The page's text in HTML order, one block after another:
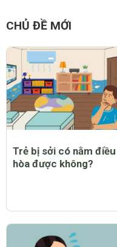
CHỦ ĐỀ MỚI
Trẻ bị sởi có nằm điều
hòa được không?